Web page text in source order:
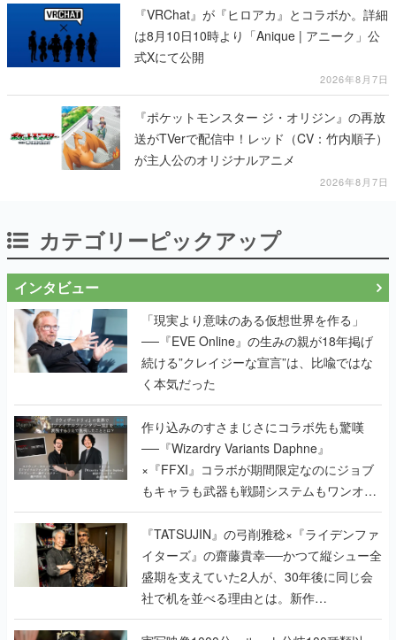
『VRChat』が『ヒロアカ』とコラボか。詳細
は8月10日10時より「Anique | アニーク」公
式Xにて公開
2026年8月7日
『ポケットモンスター ジ・オリジン』の再放
送がTVerで配信中！レッド（CV：竹内順子）
が主人公のオリジナルアニメ
2026年8月7日
カテゴリーピックアップ
インタビュー
「現実より意味のある仮想世界を作る」
──『EVE Online』の生みの親が18年掲げ
続ける”クレイジーな宣言”は、比喩ではな
く本気だった
作り込みのすさまじさにコラボ先も驚嘆
──『Wizardry Variants Daphne』
×『FFXI』コラボが期間限定なのにジョブ
もキャラも武器も戦闘システムもワンオフ
で作り込まれた理由を両ディレクターに聞
く
『TATSUJIN』の弓削雅稔×『ライデンファ
イターズ』の齋藤貴幸──かつて縦シュー全
盛期を支えていた2人が、30年後に同じ会
社で机を並べる理由とは。新作
『TATSUJIN EXTREME』で初タッグを組